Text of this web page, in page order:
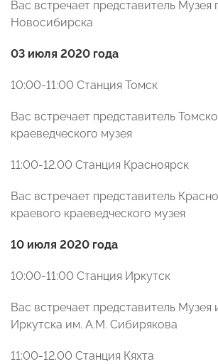
Вас встречает представитель Музея
Новосибирска
03 июля 2020 года
10:00-11:00 Станция Томск
Вас встречает представитель
краеведческого музея
11:00-12.00 Станция Красноярск
Вас встречает представитель
краевого краеведческого музея
10 июля 2020 года
10:00-11:00 Станция Иркутск
Вас встречает представитель Музея
Иркутска им. А.М. Сибирякова
11:00-12.00 Станция Кяхта